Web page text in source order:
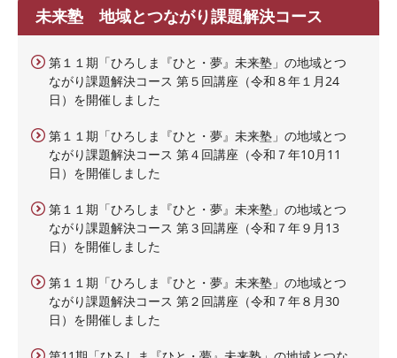
未来塾 地域とつながり課題解決コース
第１１期「ひろしま『ひと・夢』未来塾」の地域とつ
ながり課題解決コース 第５回講座（令和８年１月24
日）を開催しました
第１１期「ひろしま『ひと・夢』未来塾」の地域とつ
ながり課題解決コース 第４回講座（令和７年10月11
日）を開催しました
第１１期「ひろしま『ひと・夢』未来塾」の地域とつ
ながり課題解決コース 第３回講座（令和７年９月13
日）を開催しました
第１１期「ひろしま『ひと・夢』未来塾」の地域とつ
ながり課題解決コース 第２回講座（令和７年８月30
日）を開催しました